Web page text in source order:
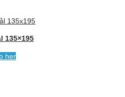
135×195
her